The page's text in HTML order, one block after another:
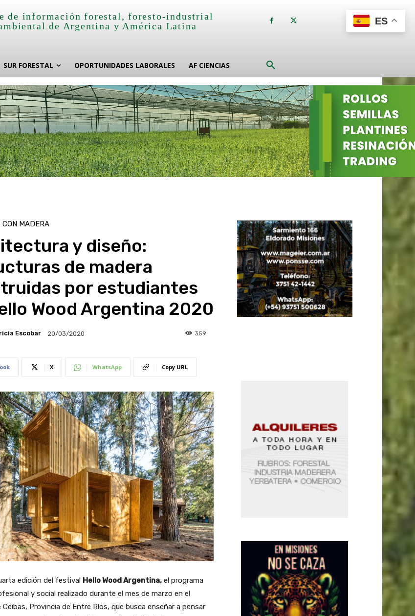
de información forestal, foresto-industrial
de Argentina y América Latina
SUR FORESTAL OPORTUNIDADES LABORALES AF CIENCIAS
CON MADERA
y diseño:
de madera
por estudiantes
Wood Argentina 2020
Escobar 20/03/2020 359
X WhatsApp Copy URL
edición del festival Hello Wood Argentina,el programa
y social realizado durante el mes de marzo en el
Ceibas, Provincia de Entre Ríos, que busca enseñar a pensar
ES